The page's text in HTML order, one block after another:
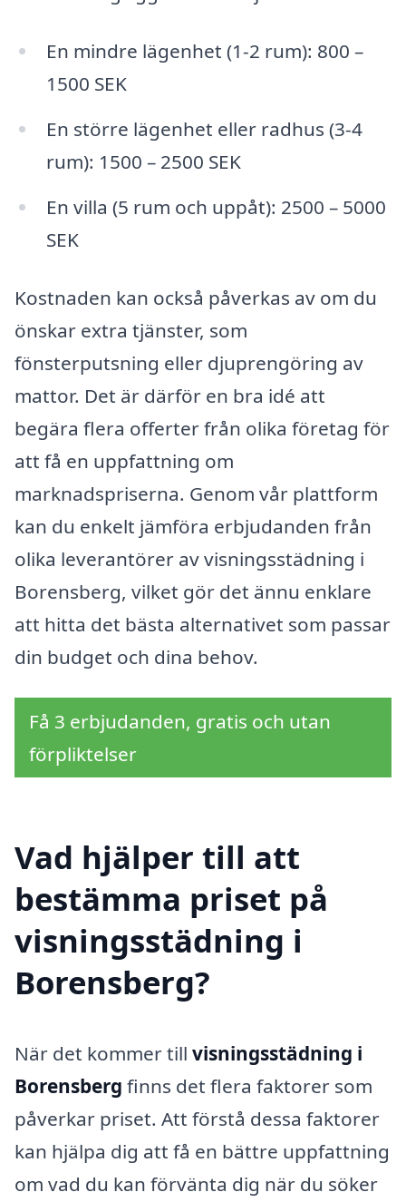
En mindre lägenhet (1-2 rum): 800 –
1500 SEK
En större lägenhet eller radhus (3-4
rum): 1500 – 2500 SEK
En villa (5 rum och uppåt): 2500 – 5000
SEK
Kostnaden kan också påverkas av om du
önskar extra tjänster, som
fönsterputsning eller djuprengöring av
mattor. Det är därför en bra idé att
begära flera offerter från olika företag för
att få en uppfattning om
marknadspriserna. Genom vår plattform
kan du enkelt jämföra erbjudanden från
olika leverantörer av visningsstädning i
Borensberg, vilket gör det ännu enklare
att hitta det bästa alternativet som passar
din budget och dina behov.
Få 3 erbjudanden, gratis och utan
förpliktelser
Vad hjälper till att
bestämma priset på
visningsstädning i
Borensberg?
När det kommer till visningsstädning i
Borensberg finns det flera faktorer som
påverkar priset. Att förstå dessa faktorer
kan hjälpa dig att få en bättre uppfattning
om vad du kan förvänta dig när du söker